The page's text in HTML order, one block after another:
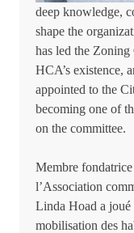
deep knowledge,
shape the
has led the
HCA’s existence,
appointed to the
becoming one of
on the committee.
Membre
l’Association
Linda Hoad a joué
mobilisation des